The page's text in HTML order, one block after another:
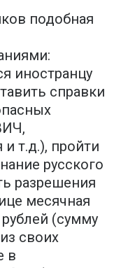
подобная
иностранцу
справки
и т.д.), пройти
русского
разрешения
месячная
(сумму
своих
в